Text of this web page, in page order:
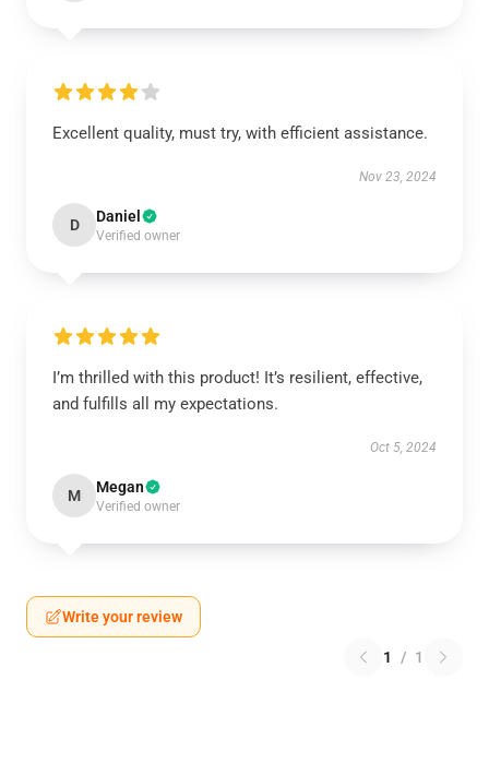
Excellent quality, must try, with efficient assistance.
Nov 23, 2024
D Daniel
Verified owner
I’m thrilled with this product! It’s resilient, effective,
and fulfills all my expectations.
Oct 5, 2024
M Megan
Verified owner
Write your review
1 / 1